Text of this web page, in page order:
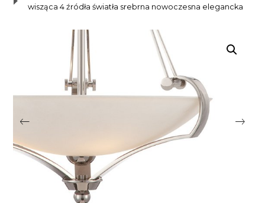
wisząca 4 źródła światła srebrna nowoczesna elegancka